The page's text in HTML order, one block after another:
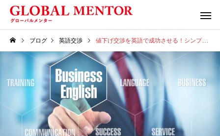
ブログ 英語交渉 値下げ交渉を英語で成功させる！シンプルフレーズと実践テクニック